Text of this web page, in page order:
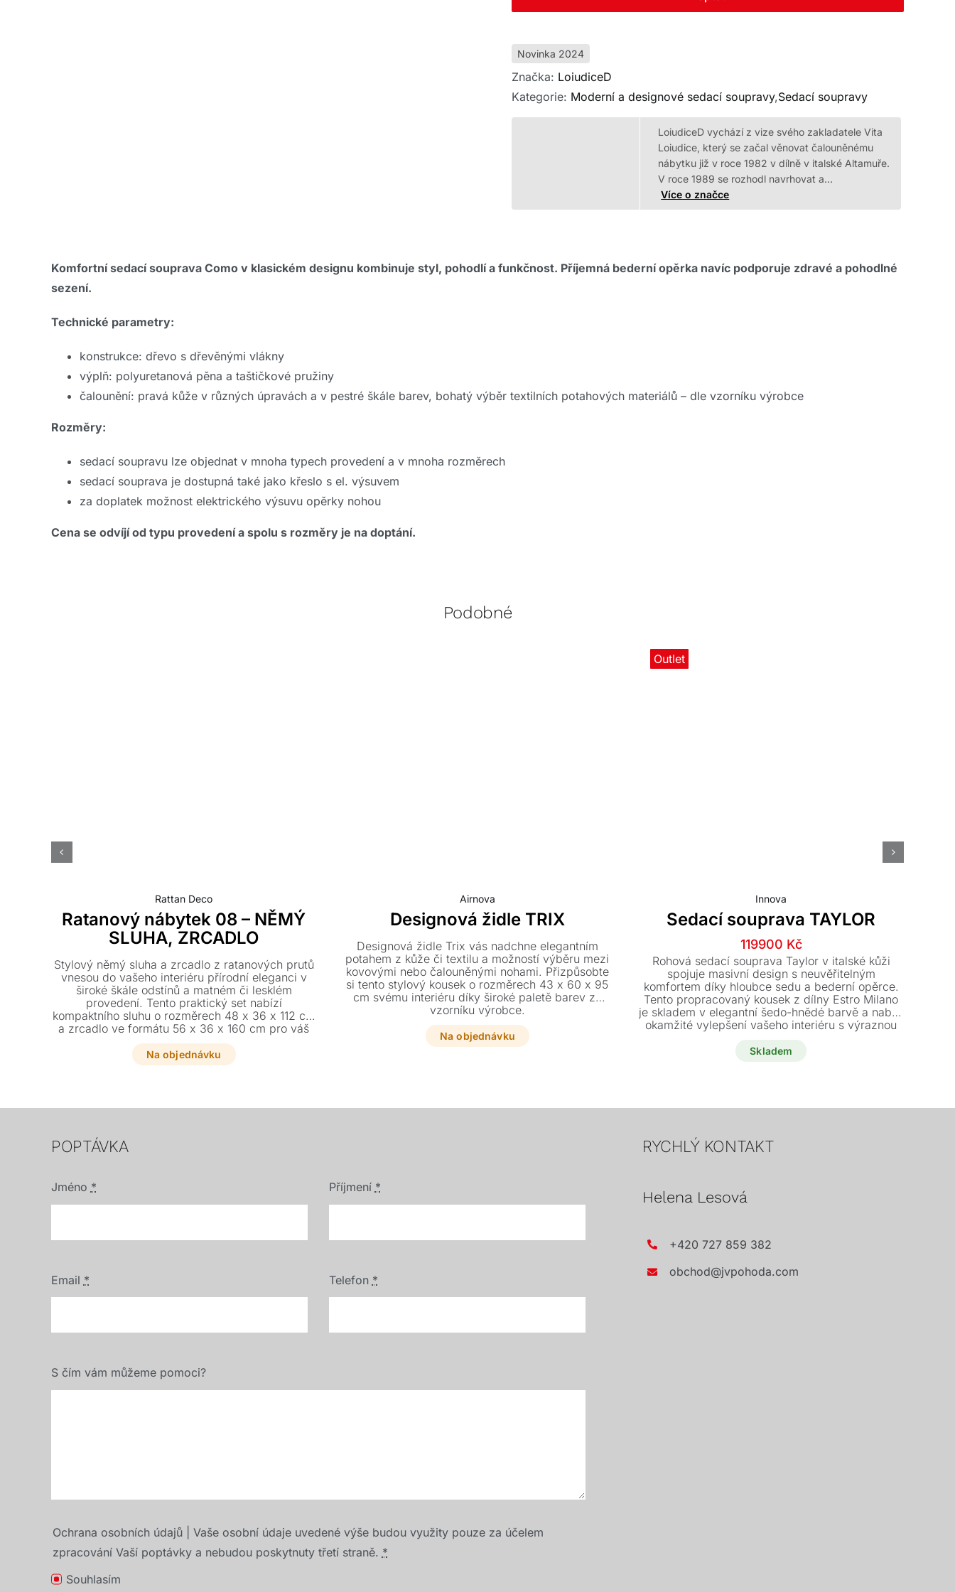
Novinka 2024
Značka: LoiudiceD
Kategorie: Moderní a designové sedací soupravy,Sedací soupravy
LoiudiceD vychází z vize svého zakladatele Vita
Loiudice, který se začal věnovat čalouněnému
nábytku již v roce 1982 v dílně v italské Altamuře.
V roce 1989 se rozhodl navrhovat a…
Více o značce
Komfortní sedací souprava Como v klasickém designu kombinuje styl, pohodlí a funkčnost. Příjemná bederní opěrka navíc podporuje zdravé a pohodlné
sezení.
Technické parametry:
konstrukce: dřevo s dřevěnými vlákny
výplň: polyuretanová pěna a taštičkové pružiny
čalounění: pravá kůže v různých úpravách a v pestré škále barev, bohatý výběr textilních potahových materiálů – dle vzorníku výrobce
Rozměry:
sedací soupravu lze objednat v mnoha typech provedení a v mnoha rozměrech
sedací souprava je dostupná také jako křeslo s el. výsuvem
za doplatek možnost elektrického výsuvu opěrky nohou
Cena se odvíjí od typu provedení a spolu s rozměry je na doptání.
Podobné
Rattan Deco
Ratanový nábytek 08 – NĚMÝ
SLUHA, ZRCADLO
Stylový němý sluha a zrcadlo z ratanových prutů
vnesou do vašeho interiéru přírodní eleganci v
široké škále odstínů a matném či lesklém
provedení. Tento praktický set nabízí
kompaktního sluhu o rozměrech 48 x 36 x 112 cm
a zrcadlo ve formátu 56 x 36 x 160 cm pro váš
dokonalý komfort.
Na objednávku
Airnova
Designová židle TRIX
Designová židle Trix vás nadchne elegantním
potahem z kůže či textilu a možností výběru mezi
kovovými nebo čalouněnými nohami. Přizpůsobte
si tento stylový kousek o rozměrech 43 x 60 x 95
cm svému interiéru díky široké paletě barev ze
vzorníku výrobce.
Na objednávku
Outlet
Innova
Sedací souprava TAYLOR
Původní
cena
byla:
269000 Kč.
119900 Kč
Aktuální
cena
je:
119900 Kč.
Rohová sedací souprava Taylor v italské kůži
spojuje masivní design s neuvěřitelným
komfortem díky hloubce sedu a bederní opěrce.
Tento propracovaný kousek z dílny Estro Milano
je skladem v elegantní šedo-hnědé barvě a nabízí
okamžité vylepšení vašeho interiéru s výraznou
Skladem
POPTÁVKA
Jméno * Příjmení *
Email * Telefon *
S čím vám můžeme pomoci?
Ochrana osobních údajů | Vaše osobní údaje uvedené výše budou využity pouze za účelem
zpracování Vaší poptávky a nebudou poskytnuty třetí straně. *
Souhlasím
RYCHLÝ KONTAKT
Helena Lesová
+420 727 859 382
obchod@jvpohoda.com